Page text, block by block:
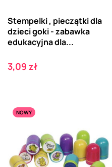
Stempelki , pieczątki dla
dzieci goki - zabawka
edukacyjna dla...
Cena
3,09 zł
NOWY